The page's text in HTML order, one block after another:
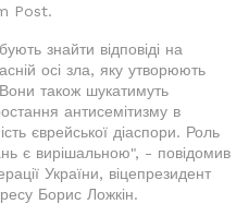
Post.
знайти відповіді на
осі зла, яку утворюють
також шукатимуть
антисемітизму в
єврейської діаспори. Роль
є вирішальною", - повідомив
України, віцепрезидент
Борис Ложкін.